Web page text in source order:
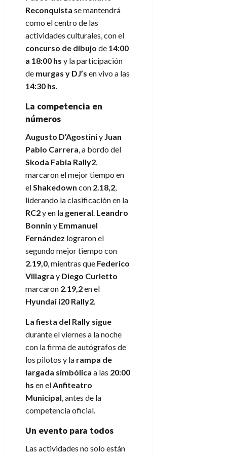
Reconquista se mantendrá
como el centro de las
actividades culturales, con el
concurso de dibujo de 14:00
a 18:00 hs y la participación
de murgas y DJ’s en vivo a las
14:30 hs
La competencia en
números
Augusto D’Agostiniy Juan
Pablo Carrera , a bordo del
Skoda Fabia Rally2
marcaron el mejor tiempo en
el Shakedown con 2.18,2
liderando la clasificación en la
RC2y en la general Leandro
Bonnin y Emmanuel
Fernández lograron el
segundo mejor tiempo con
2.19,0 , mientras que Federico
Villagra y Diego Curletto
marcaron 2.19,2en el
Hyundai i20 Rally2
La fiesta del Rally sigue
durante el viernes a la noche
con la firma de autógrafos de
los pilotos y la rampa de
largada simbólica a las 20:00
hs en el Anfiteatro
Municipal , antes de la
competencia oficial.
Un evento para todos
Las actividades no solo están